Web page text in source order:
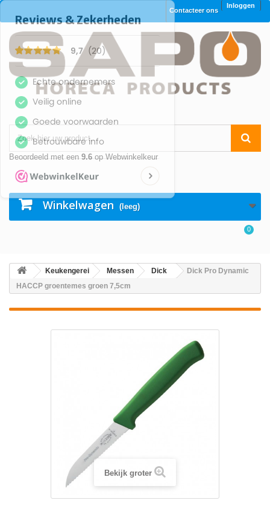
Inloggen
Contacteer ons
Beoordeeld met een 9.6 op Webwinkelkeur
Winkelwagen (leeg)
0
Keukengerei Messen Dick
Dick Pro Dynamic
HACCP groentemes groen 7,5cm
Bekijk groter